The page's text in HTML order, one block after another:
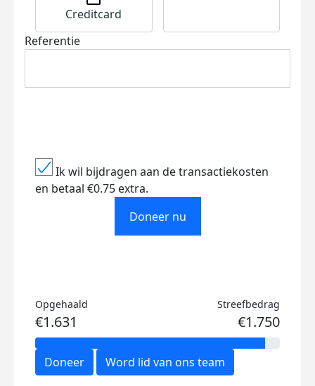
Creditcard
Referentie
Ik wil bijdragen aan de transactiekosten
en betaal €0.75 extra.
Doneer nu
Opgehaald
€1.631
Streefbedrag
€1.750
Doneer Word lid van ons team